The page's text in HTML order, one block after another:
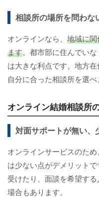
相談所の場所を問わな
オンラインなら、 地域に
ます。都市部に住んでい
は大きな利点です。地方
自分に合った相談所を選べ
オンライン結婚相談所
対面サポートが無い、
オンラインサービスのた
は少ない点がデメリット
受けたり、面談を希望す
場合もあります。